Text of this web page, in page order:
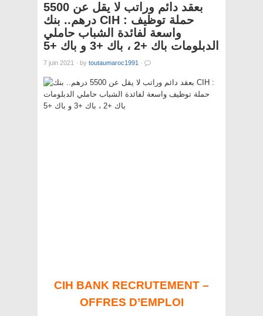
بعقد دائم وراتب لا يقل عن 5500
درهم.. بنك CIH : حملة توظيف
واسعة لفائدة الشباب حاملي
الدبلومات باك +2 ، باك +3 و باك +5
7 juin 2021 · by toutaumaroc1991 ·
CIH BANK RECRUTEMENT –
OFFRES D’EMPLOI